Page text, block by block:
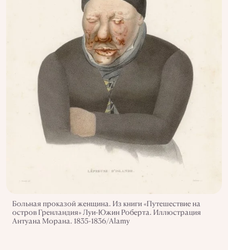
Больная проказой женщина. Из книги «Путешествие на
остров Гренландия» Луи-Южин Роберта. Иллюстрация
Антуана Морана. 1835-1836/Alamy